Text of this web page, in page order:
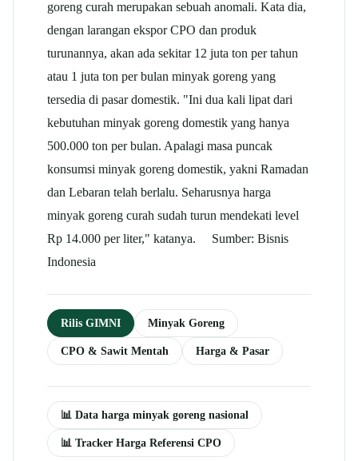
goreng curah merupakan sebuah anomali. Kata dia,
dengan larangan ekspor CPO dan produk
turunannya, akan ada sekitar 12 juta ton per tahun
atau 1 juta ton per bulan minyak goreng yang
tersedia di pasar domestik. "Ini dua kali lipat dari
kebutuhan minyak goreng domestik yang hanya
500.000 ton per bulan. Apalagi masa puncak
konsumsi minyak goreng domestik, yakni Ramadan
dan Lebaran telah berlalu. Seharusnya harga
minyak goreng curah sudah turun mendekati level
Rp 14.000 per liter," katanya. Sumber: Bisnis
Indonesia
Rilis GIMNI Minyak Goreng
CPO & Sawit Mentah Harga & Pasar
📊 Data harga minyak goreng nasional
📊 Tracker Harga Referensi CPO